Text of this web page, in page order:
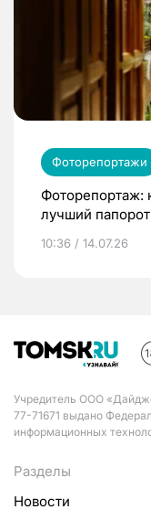
Фоторепортажи
Фоторепортаж:
лучший
10:36 / 14.07.26
Учредитель ООО
77-71671 выдано
информационных
Разделы
Новости